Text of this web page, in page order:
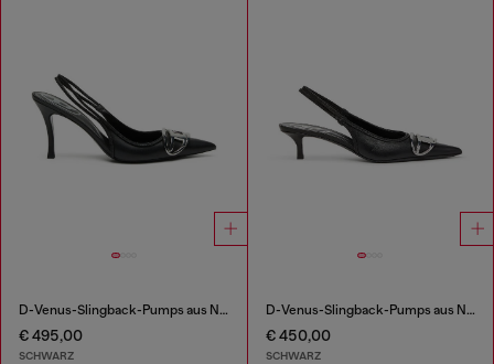
D-Venus-Slingback-Pumps aus Nappa-Leder
€ 495,00
SCHWARZ
D-Venus-Slingback-Pumps aus Nappa-Leder
€ 450,00
SCHWARZ